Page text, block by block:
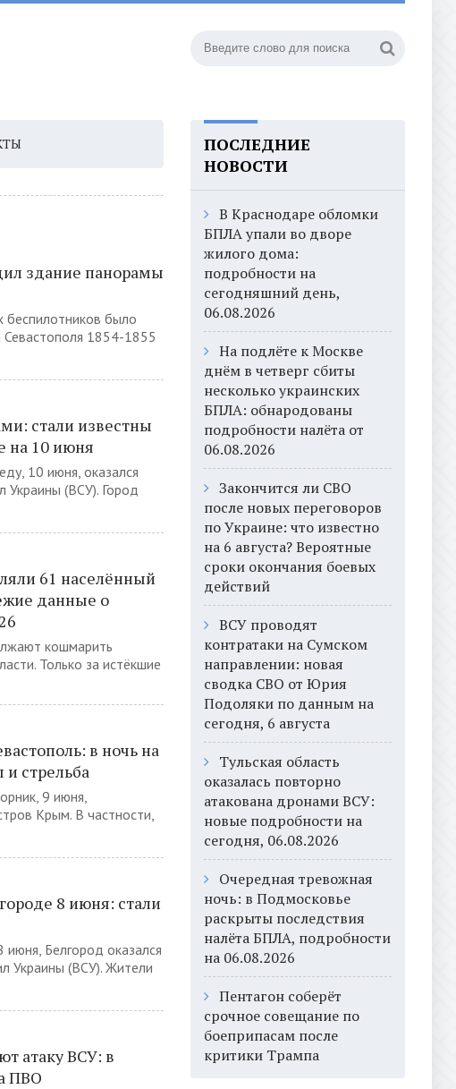
здание панорамы
беспилотников было
1854-1855
стали известны
на 10 июня
10 июня, оказался
Украины (ВСУ). Город
61 населённый
данные о
кошмарить
Только за истёкшие
в ночь на
стрельба
9 июня,
Крым. В частности,
8 июня: стали
Белгород оказался
Украины (ВСУ). Жители
атаку ВСУ: в
ПВО
ПОСЛЕДНИЕ
НОВОСТИ
В Краснодаре обломки
БПЛА упали во дворе
жилого дома:
подробности на
сегодняшний день,
06.08.2026
На подлёте к Москве
днём в четверг сбиты
несколько украинских
БПЛА: обнародованы
подробности налёта от
06.08.2026
Закончится ли СВО
после новых переговоров
по Украине: что известно
на 6 августа? Вероятные
сроки окончания боевых
действий
ВСУ проводят
контратаки на Сумском
направлении: новая
сводка СВО от Юрия
Подоляки по данным на
сегодня, 6 августа
Тульская область
оказалась повторно
атакована дронами ВСУ:
новые подробности на
сегодня, 06.08.2026
Очередная тревожная
ночь: в Подмосковье
раскрыты последствия
налёта БПЛА, подробности
на 06.08.2026
Пентагон соберёт
срочное совещание по
боеприпасам после
критики Трампа